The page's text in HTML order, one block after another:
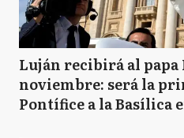
Luján recibirá al papa
noviembre: será la
Pontífice a la Basílica